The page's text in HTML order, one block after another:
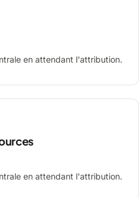
en attendant l'attribution.
en attendant l'attribution.